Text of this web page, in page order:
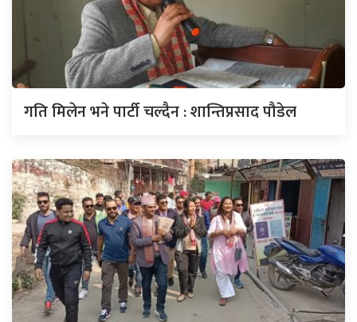
गति मिलेन भने पार्टी चल्दैन : शान्तिप्रसाद पौडेल